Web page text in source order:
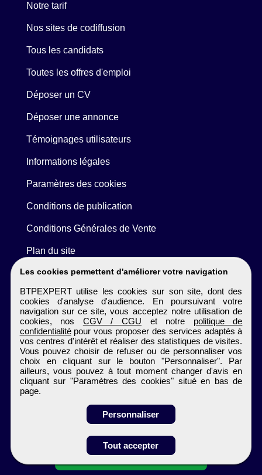
Obtenir ses
coordonnées
Les cookies permettent d'améliorer votre navigation
BTPEXPERT utilise les cookies sur son site, dont des
cookies d'analyse d'audience. En poursuivant votre
navigation sur ce site, vous acceptez notre utilisation de
cookies, nos CGV / CGU et notre politique de
confidentialitépour vous proposer des services adaptés à
vos centres d'intérêt et réaliser des statistiques de visites.
Vous pouvez choisir de refuser ou de personnaliser vos
choix en cliquant sur le bouton "Personnaliser". Par
ailleurs, vous pouvez à tout moment changer d'avis en
cliquant sur "Paramètres des cookies" situé en bas de
page.
Personnaliser
Tout accepter
Notre tarif
Nos sites de codiffusion
Tous les candidats
Toutes les offres d'emploi
Déposer un CV
Déposer une annonce
Témoignages utilisateurs
Informations légales
Paramètres des cookies
Conditions de publication
Conditions Générales de Vente
Plan du site
BTPEXPERT
Tous droits réservés © 1999 - 2026